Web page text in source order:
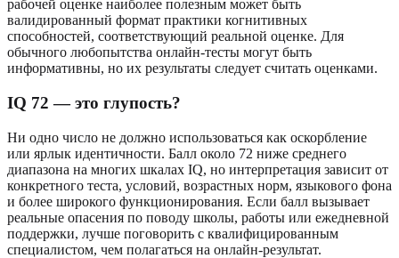
рабочей оценке наиболее полезным может быть
валидированный формат практики когнитивных
способностей, соответствующий реальной оценке. Для
обычного любопытства онлайн-тесты могут быть
информативны, но их результаты следует считать оценками.
IQ 72 — это глупость?
Ни одно число не должно использоваться как оскорбление
или ярлык идентичности. Балл около 72 ниже среднего
диапазона на многих шкалах IQ, но интерпретация зависит от
конкретного теста, условий, возрастных норм, языкового фона
и более широкого функционирования. Если балл вызывает
реальные опасения по поводу школы, работы или ежедневной
поддержки, лучше поговорить с квалифицированным
специалистом, чем полагаться на онлайн-результат.